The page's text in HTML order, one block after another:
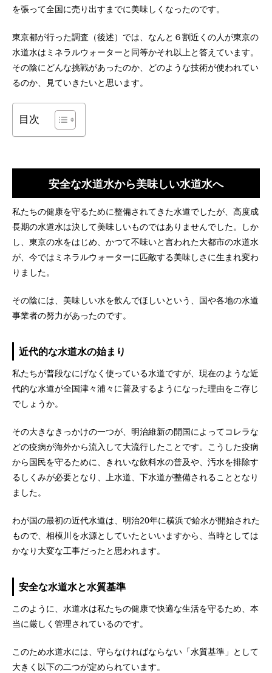
を張って全国に売り出すまでに美味しくなったのです。
東京都が行った調査（後述）では、なんと６割近くの人が東京の
水道水はミネラルウォーターと同等かそれ以上と答えています。
その陰にどんな挑戦があったのか、どのような技術が使われてい
るのか、見ていきたいと思います。
目次
安全な水道水から美味しい水道水へ
私たちの健康を守るために整備されてきた水道でしたが、高度成
長期の水道水は決して美味しいものではありませんでした。しか
し、東京の水をはじめ、かつて不味いと言われた大都市の水道水
が、今ではミネラルウォーターに匹敵する美味しさに生まれ変わ
りました。
その陰には、美味しい水を飲んでほしいという、国や各地の水道
事業者の努力があったのです。
近代的な水道水の始まり
私たちが普段なにげなく使っている水道ですが、現在のような近
代的な水道が全国津々浦々に普及するようになった理由をご存じ
でしょうか。
その大きなきっかけの一つが、明治維新の開国によってコレラな
どの疫病が海外から流入して大流行したことです。こうした疫病
から国民を守るために、きれいな飲料水の普及や、汚水を排除す
るしくみが必要となり、上水道、下水道が整備されることとなり
ました。
わが国の最初の近代水道は、明治20年に横浜で給水が開始された
もので、相模川を水源としていたといいますから、当時としては
かなり大変な工事だったと思われます。
安全な水道水と水質基準
このように、水道水は私たちの健康で快適な生活を守るため、本
当に厳しく管理されているのです。
このため水道水には、守らなければならない「水質基準」として
大きく以下の二つが定められています。